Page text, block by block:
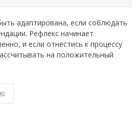
адаптирована, если соблюдать
Рефлекс начинает
и если отнестись к процессу
на положительный